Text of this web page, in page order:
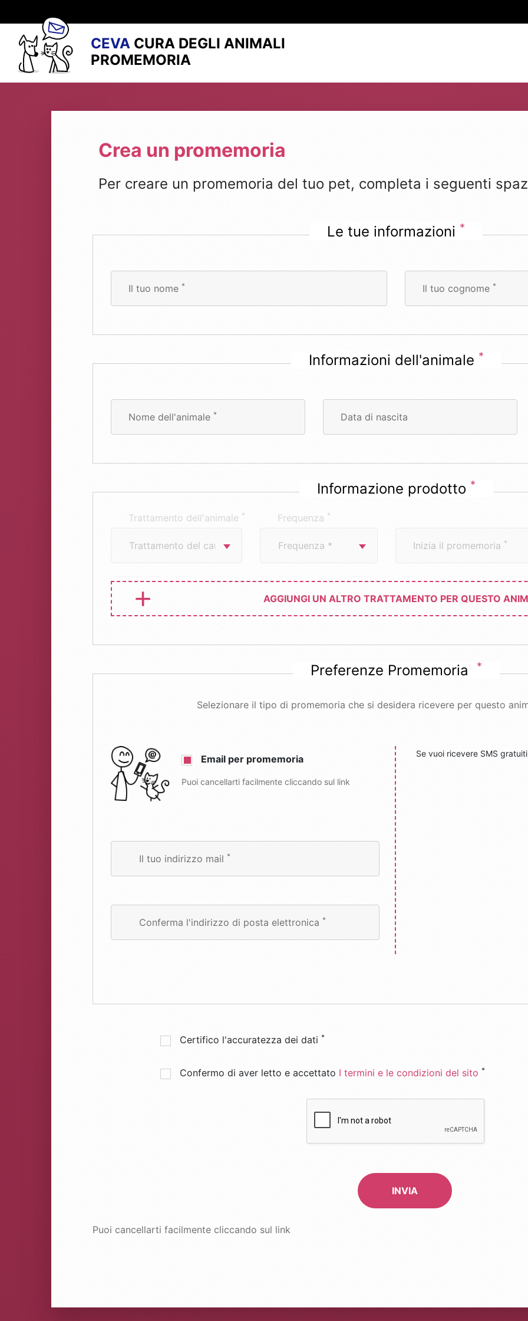
CEVA CURA DEGLI ANIMALI
PROMEMORIA
Crea un promemoria
Per creare un promemoria del tuo pet, completa i seguenti
Le tue informazioni *
Il tuo nome * Il tuo cognome *
Informazioni dell'animale *
Nome dell'animale * Data di nascita
Informazione prodotto *
Trattamento dell'animale * Frequenza *
Inizia il promemoria *
AGGIUNGI UN ALTRO TRATTAMENTO PER QUESTO
Preferenze Promemoria *
Selezionare il tipo di promemoria che si desidera ricevere per questo
Email per promemoria
Puoi cancellarti facilmente cliccando sul link
Il tuo indirizzo mail *
Conferma l'indirizzo di posta elettronica *
Se vuoi ricevere SMS
Certifico l'accuratezza dei dati *
Confermo di aver letto e accettato I termini e le condizioni del sito *
Recaptcha*
INVIA
Puoi cancellarti facilmente cliccando sul link